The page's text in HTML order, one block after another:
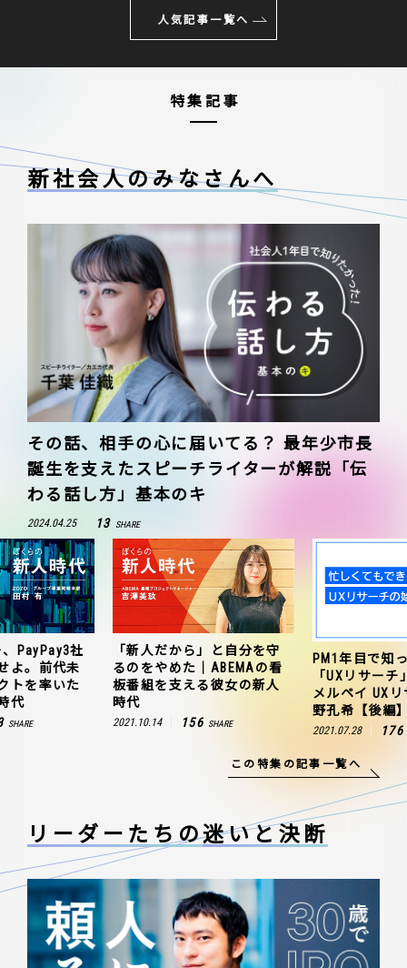
人気記事一覧へ
特集記事
新社会人のみなさんへ
その話、相手の心に届いてる？ 最年少市長
誕生を支えたスピーチライターが解説「伝
わる話し方」基本のキ
2024.04.25 13 SHARE
PayPay3社
よ。前代未
トを率いた
代
SHARE
「新人だから」と自分を守
るのをやめた｜ABEMAの看
板番組を支える彼女の新人
時代
2021.10.14 156 SHARE
PM1年目で知
「UXリサー
メルペイ UX
野孔希【後編
2021.07.28 176
この特集の記事一覧へ
リーダーたちの迷いと決断